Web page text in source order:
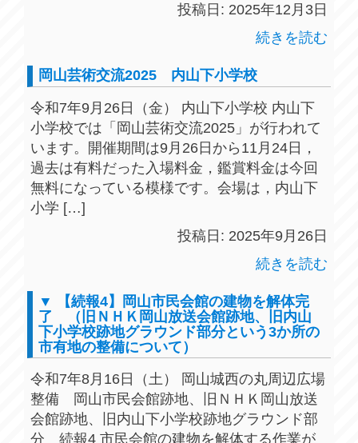
投稿日: 2025年12月3日
続きを読む
岡山芸術交流2025 内山下小学校
令和7年9月26日（金） 内山下小学校 内山下
小学校では「岡山芸術交流2025」が行われて
います。開催期間は9月26日から11月24日，
過去は有料だった入場料金，鑑賞料金は今回
無料になっている模様です。会場は，内山下
小学 […]
投稿日: 2025年9月26日
続きを読む
▼ 【続報4】岡山市民会館の建物を解体完
了 （旧ＮＨＫ岡山放送会館跡地、旧内山
下小学校跡地グラウンド部分という3か所の
市有地の整備について）
令和7年8月16日（土） 岡山城西の丸周辺広場
整備 岡山市民会館跡地、旧ＮＨＫ岡山放送
会館跡地、旧内山下小学校跡地グラウンド部
分 続報4 市民会館の建物を解体する作業が